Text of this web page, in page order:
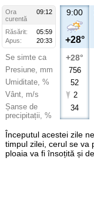
Ora
09:12
curentă
Răsărit:
05:59
Apus:
20:33
Se simte ca
Presiune, mm
Umiditate, %
Vânt, m/s
Șanse de
precipitații, %
9:00
+28°
+28°
756
52
2
34
Începutul acestei zile
timpul zilei, cerul se va
ploaia va fi însoțită și